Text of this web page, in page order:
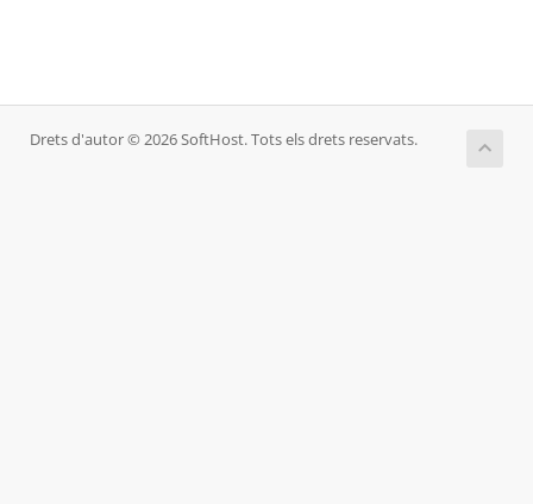
Drets d'autor © 2026 SoftHost. Tots els drets reservats.